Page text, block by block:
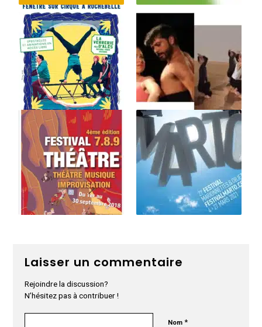
Laisser un commentaire
Rejoindre la discussion?
N’hésitez pas à contribuer !
Nom*